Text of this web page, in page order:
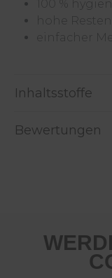
100 %
hohe
einfacher
Inhaltsstoffe
Bewertungen